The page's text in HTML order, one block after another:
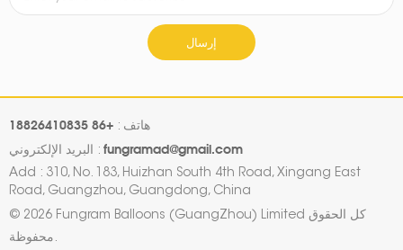
إرسال
هاتف : +86 18826410835
البريد الإلكتروني : fungramad@gmail.com
Add : 310, No. 183, Huizhan South 4th Road, Xingang East
Road, Guangzhou, Guangdong, China
© 2026 Fungram Balloons (GuangZhou) Limited كل الحقوق
محفوظة.